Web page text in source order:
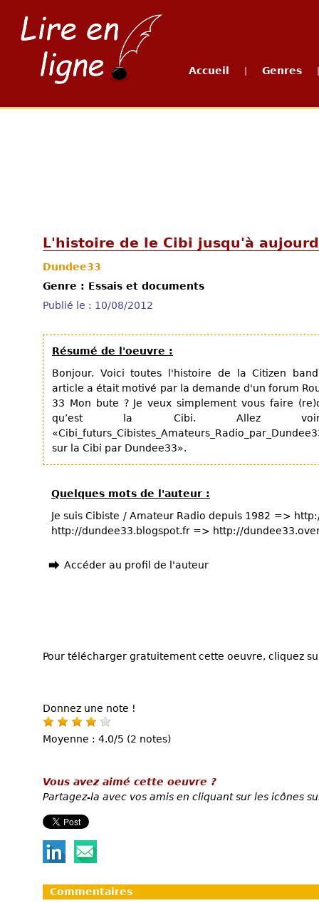
Accueil Genres
L'histoire de le Cibi jusqu'à
Dundee33
Genre : Essais et documents
Publié le : 10/08/2012
Résumé de l'oeuvre :
Bonjour. Voici toutes l'histoire de la Citizen
article a était motivé par la demande d'un forum
33 Mon bute ? Je veux simplement vous faire
qu’est la Cibi. Allez
sur la Cibi par Dundee33».
Quelques mots de l'auteur :
Je suis Cibiste / Amateur Radio depuis 1982 =>
http://dundee33.blogspot.fr => http://
Accéder au profil de l'auteur
Pour télécharger gratuitement cette oeuvre, cliquez
Donnez une note !
Moyenne : 4.0/5 (2 notes)
Vous avez aimé cette oeuvre ?
Partagez-la avec vos amis en cliquant sur les icônes
Commentaires